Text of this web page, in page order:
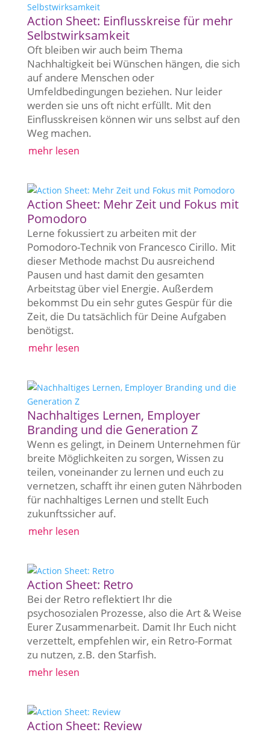
Action Sheet: Einflusskreise für mehr
Selbstwirksamkeit
Oft bleiben wir auch beim Thema
Nachhaltigkeit bei Wünschen hängen, die sich
auf andere Menschen oder
Umfeldbedingungen beziehen. Nur leider
werden sie uns oft nicht erfüllt. Mit den
Einflusskreisen können wir uns selbst auf den
Weg machen.
mehr lesen
Action Sheet: Mehr Zeit und Fokus mit
Pomodoro
Lerne fokussiert zu arbeiten mit der
Pomodoro-Technik von Francesco Cirillo. Mit
dieser Methode machst Du ausreichend
Pausen und hast damit den gesamten
Arbeitstag über viel Energie. Außerdem
bekommst Du ein sehr gutes Gespür für die
Zeit, die Du tatsächlich für Deine Aufgaben
benötigst.
mehr lesen
Nachhaltiges Lernen, Employer
Branding und die Generation Z
Wenn es gelingt, in Deinem Unternehmen für
breite Möglichkeiten zu sorgen, Wissen zu
teilen, voneinander zu lernen und euch zu
vernetzen, schafft ihr einen guten Nährboden
für nachhaltiges Lernen und stellt Euch
zukunftssicher auf.
mehr lesen
Action Sheet: Retro
Bei der Retro reflektiert Ihr die
psychosozialen Prozesse, also die Art & Weise
Eurer Zusammenarbeit. Damit Ihr Euch nicht
verzettelt, empfehlen wir, ein Retro-Format
zu nutzen, z.B. den Starfish.
mehr lesen
Action Sheet: Review